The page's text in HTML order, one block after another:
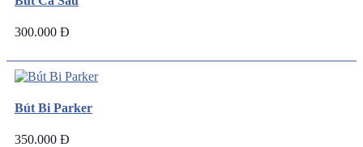
300.000 Đ
Bút Bi Parker
350.000 Đ